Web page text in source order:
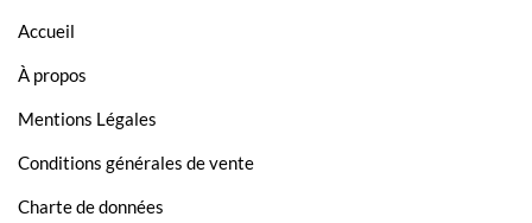
Accueil
À propos
Mentions Légales
Conditions générales de vente
Charte de données